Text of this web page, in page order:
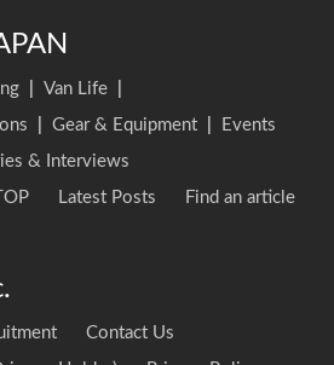
Van Life
Gear & Equipment
Events
& Interviews
Latest Posts
Find an article
Contact Us